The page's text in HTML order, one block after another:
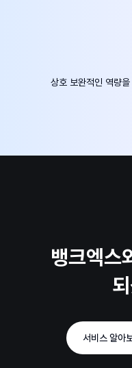
상호 보완적인 역량
뱅크엑스
서비스 알아